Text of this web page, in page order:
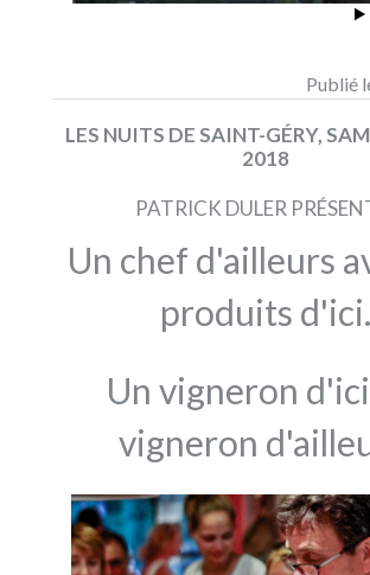
Publié
LES NUITS DE SAINT-GÉRY,
2018
PATRICK DULER
Un chef d'ailleurs
produits d'ici.
Un vigneron
vigneron